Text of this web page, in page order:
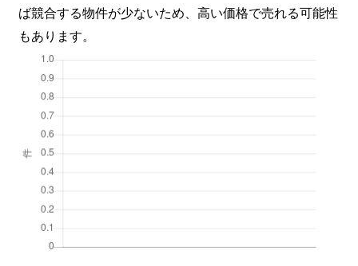
ば競合する物件が少ないため、高い価格で売れる可能性
もあります。